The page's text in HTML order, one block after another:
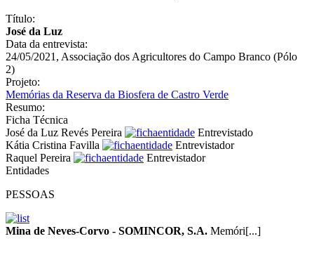
Título:
José da Luz
Data da entrevista:
24/05/2021, Associação dos Agricultores do Campo Branco (Pólo
2)
Projeto:
Memórias da Reserva da Biosfera de Castro Verde
Resumo:
Ficha Técnica
José da Luz Revés Pereira
Entrevistado
Kátia Cristina Favilla
Entrevistador
Raquel Pereira
Entrevistador
Entidades
PESSOAS
Mina de Neves-Corvo - SOMINCOR, S.A. Memóri[...]